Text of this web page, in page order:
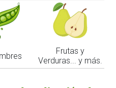
Frutas y
Verduras... y más.